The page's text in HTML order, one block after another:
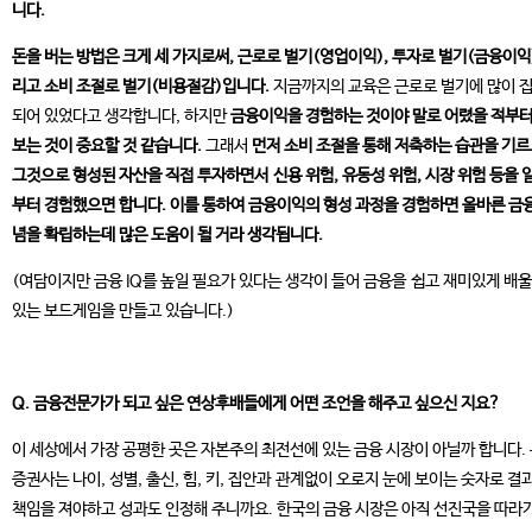
니다.
돈을 버는 방법은 크게 세 가지로써, 근로로 벌기(영업이익), 투자로 벌기(금융이
리고 소비 조절로 벌기(비용절감)입니다.지금까지의 교육은 근로로 벌기에 많이
되어 있었다고 생각합니다, 하지만금융이익을 경험하는 것이야 말로 어렸을 적부
보는 것이 중요할 것 같습니다.그래서 먼저 소비 조절을 통해 저축하는 습관을 기
그것으로 형성된 자산을 직접 투자하면서 신용 위험, 유동성 위험, 시장 위험 등을
부터 경험했으면 합니다. 이를 통하여 금융이익의 형성 과정을 경험하면 올바른 금
념을 확립하는데 많은 도움이 될 거라 생각됩니다.
(여담이지만 금융 IQ를 높일 필요가 있다는 생각이 들어 금융을 쉽고 재미있게 배
있는 보드게임을 만들고 있습니다.)
Q. 금융전문가가 되고 싶은 연상후배들에게 어떤 조언을 해주고 싶으신 지요?
이 세상에서 가장 공평한 곳은 자본주의 최전선에 있는 금융 시장이 아닐까 합니다.
증권사는 나이, 성별, 출신, 힘, 키, 집안과 관계없이 오로지 눈에 보이는 숫자로 결
책임을 져야하고 성과도 인정해 주니까요. 한국의 금융 시장은 아직 선진국을 따라